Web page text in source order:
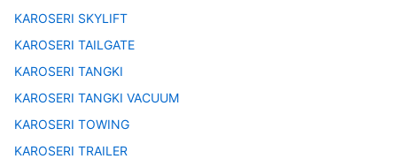
KAROSERI SKYLIFT
KAROSERI TAILGATE
KAROSERI TANGKI
KAROSERI TANGKI VACUUM
KAROSERI TOWING
KAROSERI TRAILER